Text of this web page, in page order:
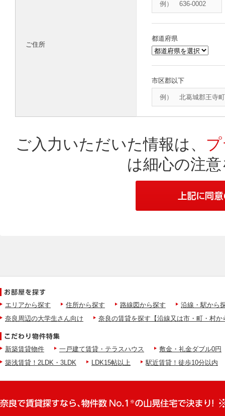
ご住所
都道府県
市区郡以下
ご入力いただいた情報は、
は細心の注
エリアから探す 住所から探す 路線図から探す
沿線・駅から
奈良周辺の大学生さん向け
奈良の賃貸を探す【沿線又は市・町・村か
新築賃貸物件 一戸建て賃貸・テラスハウス
敷金・礼金ダブル0円
築浅賃貸！2LDK・3LDK
LDK15帖以上 駅近賃貸！徒歩10分以内